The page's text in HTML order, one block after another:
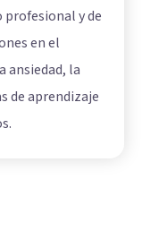
y de
en el
la
de aprendizaje